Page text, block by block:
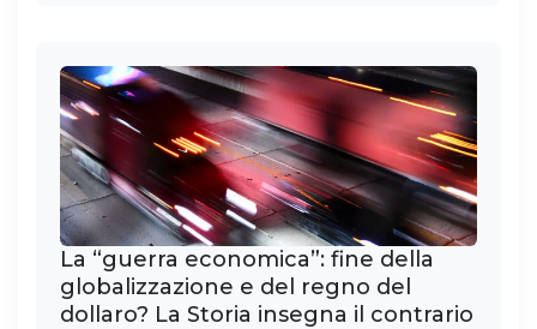
La “guerra economica”: fine della
globalizzazione e del regno del
dollaro? La Storia insegna il contrario